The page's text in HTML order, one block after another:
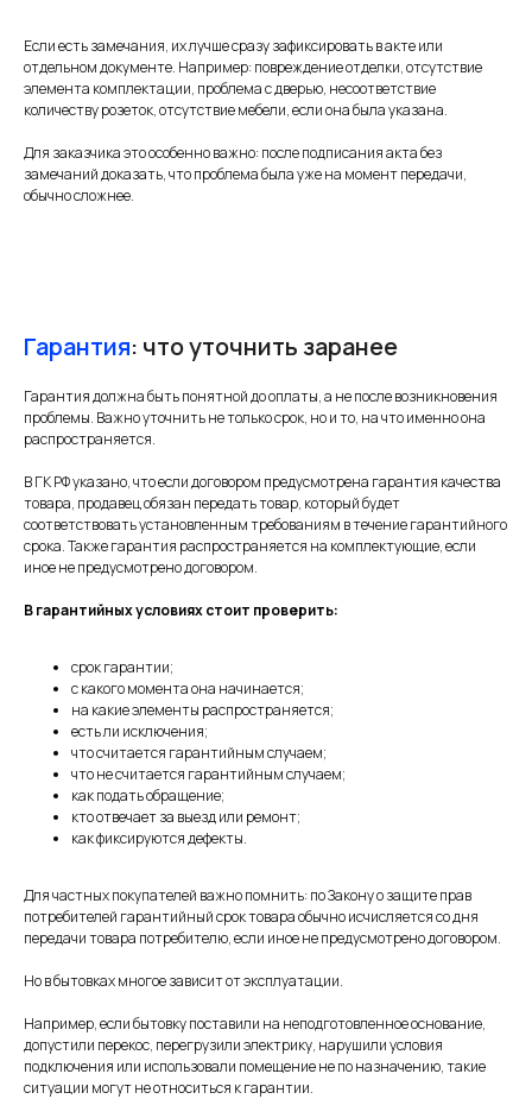
Если есть замечания, их лучше сразу зафиксировать в акте или
отдельном документе. Например: повреждение отделки, отсутствие
элемента комплектации, проблема с дверью, несоответствие
количеству розеток, отсутствие мебели, если она была указана.
Для заказчика это особенно важно: после подписания акта без
замечаний доказать, что проблема была уже на момент передачи,
обычно сложнее.
Гарантия: что уточнить заранее
Гарантия должна быть понятной до оплаты, а не после возникновения
проблемы. Важно уточнить не только срок, но и то, на что именно она
распространяется.
В ГК РФ указано, что если договором предусмотрена гарантия качества
товара, продавец обязан передать товар, который будет
соответствовать установленным требованиям в течение гарантийного
срока. Также гарантия распространяется на комплектующие, если
иное не предусмотрено договором.
В гарантийных условиях стоит проверить:
срок гарантии;
с какого момента она начинается;
на какие элементы распространяется;
есть ли исключения;
что считается гарантийным случаем;
что не считается гарантийным случаем;
как подать обращение;
кто отвечает за выезд или ремонт;
как фиксируются дефекты.
Для частных покупателей важно помнить: по Закону о защите прав
потребителей гарантийный срок товара обычно исчисляется со дня
передачи товара потребителю, если иное не предусмотрено договором.
Но в бытовках многое зависит от эксплуатации.
Например, если бытовку поставили на неподготовленное основание,
допустили перекос, перегрузили электрику, нарушили условия
подключения или использовали помещение не по назначению, такие
ситуации могут не относиться к гарантии.